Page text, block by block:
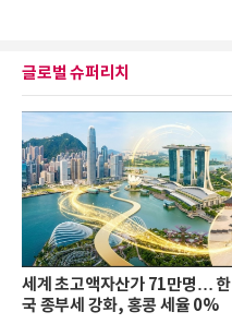
글로벌 슈퍼리치
세계 초고액자산가 71만명… 한
국 종부세 강화, 홍콩 세율 0%